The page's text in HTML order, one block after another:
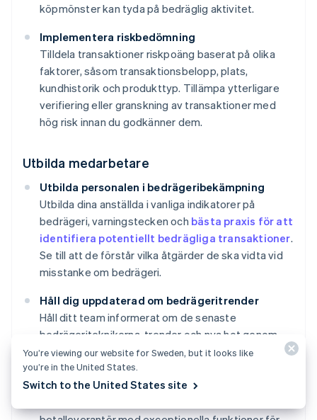
köpmönster kan tyda på bedräglig aktivitet.
Implementera riskbedömning
Tilldela transaktioner riskpoäng baserat på olika
faktorer, såsom transaktionsbelopp, plats,
kundhistorik och produkttyp. Tillämpa ytterligare
verifiering eller granskning av transaktioner med
hög risk innan du godkänner dem.
Utbilda medarbetare
Utbilda personalen i bedrägeribekämpning
Utbilda dina anställda i vanliga indikatorer på
bedrägeri, varningstecken och bästa praxis för att
identifiera potentiellt bedrägliga transaktioner.
Se till att de förstår vilka åtgärder de ska vidta vid
misstanke om bedrägeri.
Håll dig uppdaterad om bedrägeritrender
Håll ditt team informerat om de senaste
bedrägeriteknikerna, trender och nya hot genom
regelbundna utbildningssessioner och
branschresurser. Denna kunskap kan hjälpa dem att
vara vaksamma och anpassa sig till nya
You’re viewing our website for Sweden, but it looks like
you’re in the United States.
Switch to the United States site